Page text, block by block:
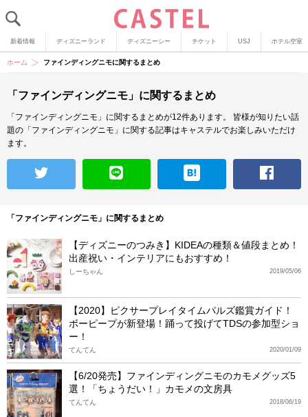
新着情報 ディズニーランド ディズニーシー チケット USJ ホテル空室
ホーム ファインディングニモに関するまとめ
「ファインディングニモ」に関するまとめ
「ファインディングニモ」に関するまとめが12件あります。
皆様が知りたい話
題の「ファインディングニモ」に関する記事はキャステルでお楽しみいただけ
ます。
「ファインディングニモ」に関するまとめ
【ディズニーのつみき】KIDEAの種類＆値段まとめ！
出産祝い・インテリアにもおすすめ！
2019/05/06
しーちゃん
【2020】ピクサープレイタイムパルズ鑑賞ガイド！
ボーピープが新登場！踊って投げてTDSの参加型ショ
ー！
2020/01/09
てんてん
【6/20発売】ファインディングニモのカモメグッズ5
選！「ちょうだい！」カモメの文房具
2018/06/19
てんてん